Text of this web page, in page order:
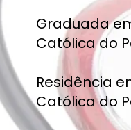
Graduada
Católica do
Residência
Católica do